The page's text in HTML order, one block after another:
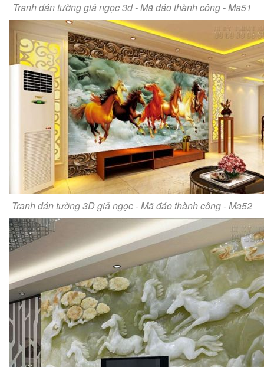
Tranh dán tường giả ngọc 3d - Mã đáo thành công - Ma51
Tranh dán tường 3D giả ngọc - Mã đáo thành công - Ma52